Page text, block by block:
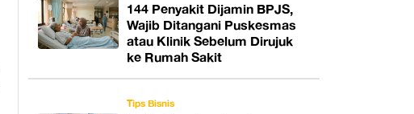
144 Penyakit Dijamin BPJS,
Wajib Ditangani Puskesmas
atau Klinik Sebelum Dirujuk
ke Rumah Sakit
Tips Bisnis